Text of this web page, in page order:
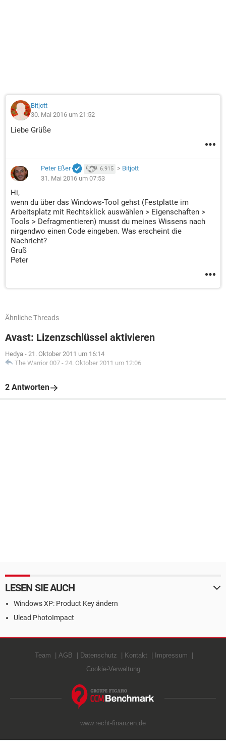
Bitjott
30. Mai 2016 um 21:52
Liebe Grüße
Peter Eßer 6.915 > Bitjott
31. Mai 2016 um 07:53
Hi,
wenn du über das Windows-Tool gehst (Festplatte im
Arbeitsplatz mit Rechtsklick auswählen > Eigenschaften >
Tools > Defragmentieren) musst du meines Wissens nach
nirgendwo einen Code eingeben. Was erscheint die
Nachricht?
Gruß
Peter
Ähnliche Threads
Avast: Lizenzschlüssel aktivieren
Hedya - 21. Oktober 2011 um 16:14
The Warrior 007 - 24. Oktober 2011 um 12:06
2 Antworten
LESEN SIE AUCH
Windows XP: Product Key ändern
Ulead PhotoImpact
Team AGB Datenschutz Kontakt
Impressum
Cookie-Verwaltung
www.recht-finanzen.de